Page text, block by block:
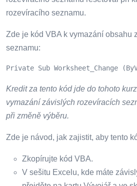
rozevíracího seznamu.
Zde je kód VBA k vymazání obsahu
seznamu:
Private Sub Worksheet_Change
Kredit za tento kód jde do tohoto
vymazání závislých rozevíracích
při změně výběru.
Zde je návod, jak zajistit, aby tento
Zkopírujte kód VBA.
V sešitu Excelu, kde máte